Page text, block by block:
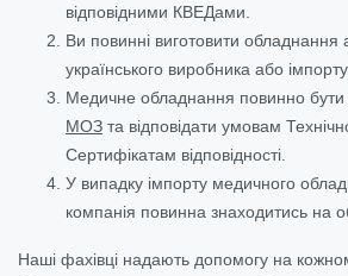
відповідними КВЕДами.
Ви повинні виготовити
українського виробника або
Медичне обладнання повинно бути
МОЗ та відповідати умовам
Сертифікатам відповідності.
У випадку імпорту медичного
компанія повинна знаходитись на
Наші фахівці надають допомогу на